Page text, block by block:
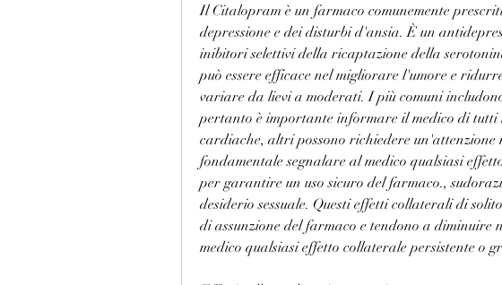
Il Citalopram è un farmaco comunemente
depressione e dei disturbi d'ansia. È un
inibitori selettivi della ricaptazione della
può essere efficace nel migliorare l'umore e
variare da lievi a moderati. I più comuni
pertanto è importante informare il medico di tutti
cardiache, altri possono richiedere un'attenzione
fondamentale segnalare al medico qualsiasi
per garantire un uso sicuro del farmaco.,
desiderio sessuale. Questi effetti collaterali di
di assunzione del farmaco e tendono a
medico qualsiasi effetto collaterale persistente o